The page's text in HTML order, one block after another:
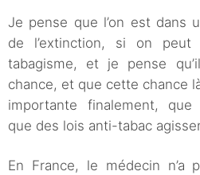
Je pense que l’on est dans
de l’extinction, si on
tabagisme, et je pense
chance, et que cette chance
importante finalement, que
que des lois anti-tabac
En France, le médecin n’a